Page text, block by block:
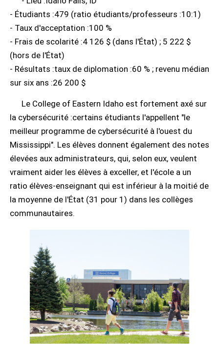
- Étudiants :479 (ratio étudiants/professeurs :10:1)
- Taux d'acceptation :100 %
- Frais de scolarité :4 126 $ (dans l'État) ; 5 222 $
(hors de l'État)
- Résultats :taux de diplomation :60 % ; revenu médian
sur six ans :26 200 $
Le College of Eastern Idaho est fortement axé sur
la cybersécurité :certains étudiants l'appellent "le
meilleur programme de cybersécurité à l'ouest du
Mississippi". Les élèves donnent également des notes
élevées aux administrateurs, qui, selon eux, veulent
vraiment aider les élèves à exceller, et l'école a un
ratio élèves-enseignant qui est inférieur à la moitié de
la moyenne de l'État (31 pour 1) dans les collèges
communautaires.